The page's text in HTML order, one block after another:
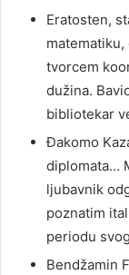
Eratosten,
tvorcem
dužina.
bibliotekar
Đakomo
diplomata…
ljubavnik
poznatim
periodu
Bendžamin